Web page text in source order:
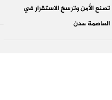
تصنع الأمن وترسخ الاستقرار في
العاصمة عدن